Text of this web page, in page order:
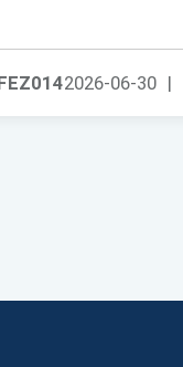
2026-06-30 |